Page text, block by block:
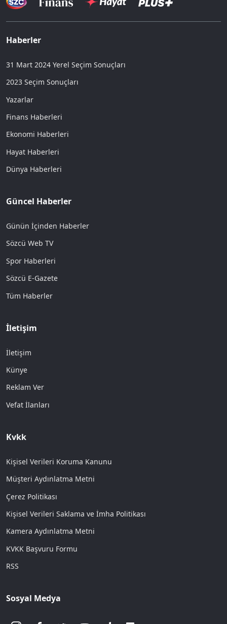
Haberler
31 Mart 2024 Yerel Seçim Sonuçları
2023 Seçim Sonuçları
Yazarlar
Finans Haberleri
Ekonomi Haberleri
Hayat Haberleri
Dünya Haberleri
Güncel Haberler
Günün İçinden Haberler
Sözcü Web TV
Spor Haberleri
Sözcü E-Gazete
Tüm Haberler
İletişim
İletişim
Künye
Reklam Ver
Vefat İlanları
Kvkk
Kişisel Verileri Koruma Kanunu
Müşteri Aydınlatma Metni
Çerez Politikası
Kişisel Verileri Saklama ve İmha Politikası
Kamera Aydınlatma Metni
KVKK Başvuru Formu
RSS
Sosyal Medya